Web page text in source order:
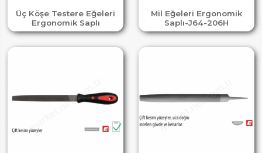
Üç Köşe Testere Eğeleri
Ergonomik Saplı
Mil Eğeleri Ergonomik
Saplı-J64-206H